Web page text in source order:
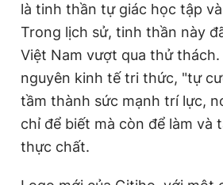
là tinh thần tự giác học tập
Trong lịch sử, tinh thần này
Việt Nam vượt qua thử
nguyên kinh tế tri thức, "tự
tầm thành sức mạnh trí lực,
chỉ để biết mà còn để làm và
thực chất.